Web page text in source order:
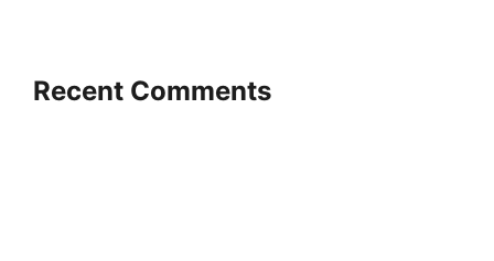
Recent Comments